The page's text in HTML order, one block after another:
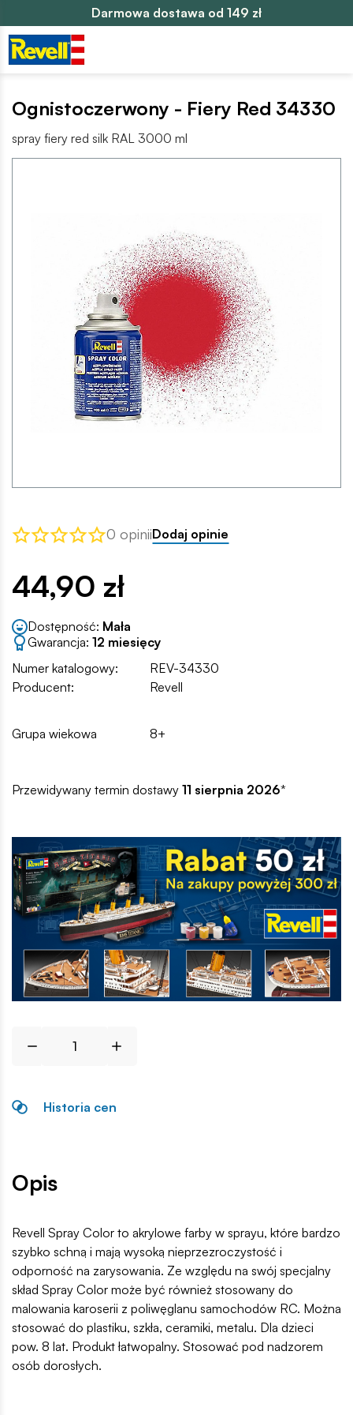
Darmowa dostawa od 149 zł
Ognistoczerwony - Fiery Red 34330
spray fiery red silk RAL 3000 ml
0 opiniiDodaj opinie
44,90 zł
Dostępność: Mała
Gwarancja: 12 miesięcy
Numer katalogowy:
REV-34330
Producent:
Revell
Grupa wiekowa 8+
Przewidywany termin dostawy 11 sierpnia 2026*
Historia cen
Opis
Revell Spray Color to akrylowe farby w sprayu, które bardzo
szybko schną i mają wysoką nieprzezroczystość i
odporność na zarysowania. Ze względu na swój specjalny
skład Spray Color może być również stosowany do
malowania karoserii z poliwęglanu samochodów RC. Można
stosować do plastiku, szkła, ceramiki, metalu. Dla dzieci
pow. 8 lat. Produkt łatwopalny. Stosować pod nadzorem
osób dorosłych.